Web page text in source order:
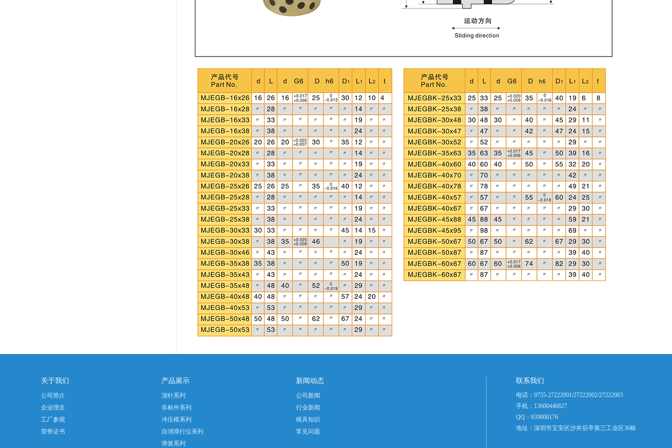
关于我们
公司简介
企业理念
工厂参观
荣誉证书
产品展示
顶针系列
非标件系列
冲压模系列
自润滑行位系列
弹簧系列
新闻动态
公司新闻
行业新闻
模具知识
常见问题
联系我们
电话：0755-27222001/27222002/27222003
手机：13600446827
QQ：839000176
地址：深圳市宝安区沙井后亭第三工业区36栋